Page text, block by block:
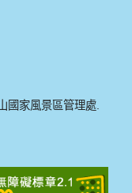
國家風景區管理處.